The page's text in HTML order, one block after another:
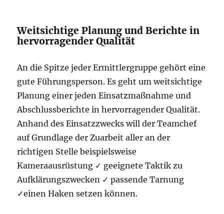
Weitsichtige Planung und Berichte in
hervorragender Qualität
An die Spitze jeder Ermittlergruppe gehört eine
gute Führungsperson. Es geht um weitsichtige
Planung einer jeden Einsatzmaßnahme und
Abschlussberichte in hervorragender Qualität.
Anhand des Einsatzzwecks will der Teamchef
auf Grundlage der Zuarbeit aller an der
richtigen Stelle beispielsweise
Kameraausrüstung ✓ geeignete Taktik zu
Aufklärungszwecken ✓ passende Tarnung
✓einen Haken setzen können.